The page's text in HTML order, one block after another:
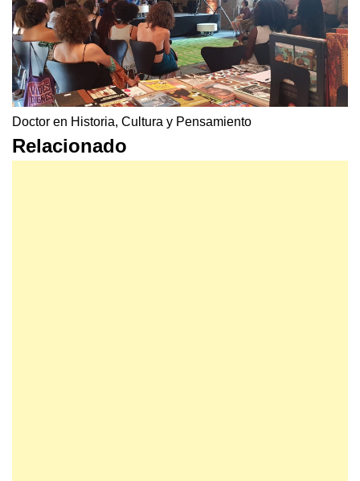
Doctor en Historia, Cultura y Pensamiento
Relacionado